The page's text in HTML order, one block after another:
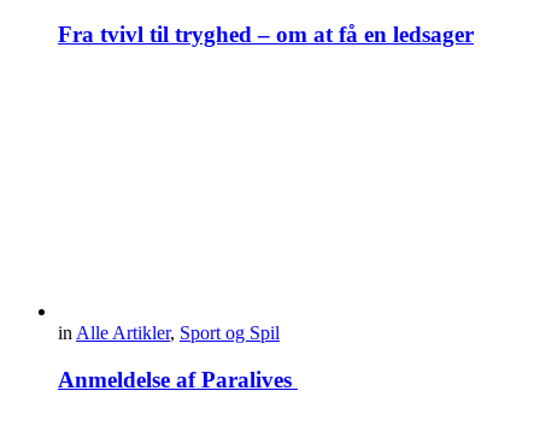
Fra tvivl til tryghed – om at få en ledsager
in Alle Artikler, Sport og Spil
Anmeldelse af Paralives